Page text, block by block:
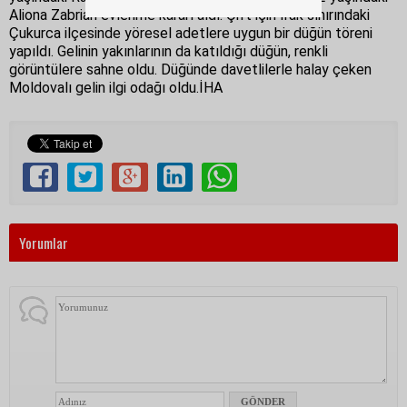
Aliona Zabrian evlenme kararı aldı. Çift için Irak sınırındaki
Çukurca ilçesinde yöresel adetlere uygun bir düğün töreni
yapıldı. Gelinin yakınlarının da katıldığı düğün, renkli
görüntülere sahne oldu. Düğünde davetlilerle halay çeken
Moldovalı gelin ilgi odağı oldu.İHA
Yorumlar